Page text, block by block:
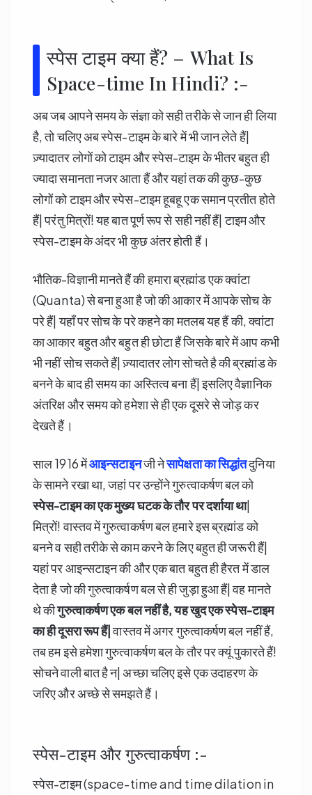
स्पेस टाइम क्या हैं? – What Is
Space-time In Hindi? :-
अब जब आपने समय के संज्ञा को सही तरीके से जान ही लिया
है, तो चलिए अब स्पेस-टाइम के बारे में भी जान लेते हैं|
ज़्यादातर लोगों को टाइम और स्पेस-टाइम के भीतर बहुत ही
ज्यादा समानता नजर आता हैं और यहां तक की कुछ-कुछ
लोगों को टाइम और स्पेस-टाइम हूबहू एक समान प्रतीत होते
हैं| परंतु मित्रों! यह बात पूर्ण रूप से सही नहीं हैं| टाइम और
स्पेस-टाइम के अंदर भी कुछ अंतर होती हैं।
भौतिक-विज्ञानी मानते हैं की हमारा ब्रह्मांड एक क्वांटा
(Quanta) से बना हुआ है जो की आकार में आपके सोच के
परे हैं| यहाँ पर सोच के परे कहने का मतलब यह हैं की, क्वांटा
का आकार बहुत और बहुत ही छोटा हैं जिसके बारे में आप कभी
भी नहीं सोच सकते हैं| ज़्यादातर लोग सोचते है की ब्रह्मांड के
बनने के बाद ही समय का अस्तित्व बना हैं| इसलिए वैज्ञानिक
अंतरिक्ष और समय को हमेशा से ही एक दूसरे से जोड़ कर
देखते हैं।
साल 1916 मेंआइन्सटाइनजी नेसापेक्षता का सिद्धांतदुनिया
के सामने रखा था, जहां पर उन्होंने गुरुत्वाकर्षण बल को
स्पेस-टाइम का एक मुख्य घटक के तौर पर दर्शाया था|
मित्रों! वास्तव में गुरुत्वाकर्षण बल हमारे इस ब्रह्मांड को
बनने व सही तरीके से काम करने के लिए बहुत ही जरूरी हैं|
यहां पर आइन्सटाइन की और एक बात बहुत ही हैरत में डाल
देता है जो की गुरुत्वाकर्षण बल से ही जुड़ा हुआ हैं| वह मानते
थे कीगुरुत्वाकर्षण एक बल नहीं है,यह खुद एक स्पेस-टाइम
का ही दूसरा रूप हैं|वास्तव में अगर गुरुत्वाकर्षण बल नहीं हैं,
तब हम इसे हमेशा गुरुत्वाकर्षण बल के तौर पर क्यूं पुकारते हैं!
सोचने वाली बात है न| अच्छा चलिए इसे एक उदाहरण के
जरिए और अच्छे से समझते हैं।
स्पेस-टाइम और गुरुत्वाकर्षण :-
स्पेस-टाइम (space-time and time dilation in